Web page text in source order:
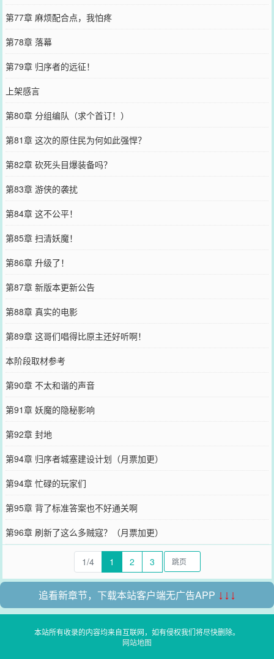
第77章 麻烦配合点，我怕疼
第78章 落幕
第79章 归序者的远征！
上架感言
第80章 分组编队（求个首订！）
第81章 这次的原住民为何如此强悍？
第82章 砍死头目爆装备吗？
第83章 游侠的袭扰
第84章 这不公平！
第85章 扫清妖魔！
第86章 升级了！
第87章 新版本更新公告
第88章 真实的电影
第89章 这哥们唱得比原主还好听啊！
本阶段取材参考
第90章 不太和谐的声音
第91章 妖魔的隐秘影响
第92章 封地
第94章 归序者城塞建设计划（月票加更）
第94章 忙碌的玩家们
第95章 背了标准答案也不好通关啊
第96章 刷新了这么多贼寇？（月票加更）
1/4 1 2 3
追看新章节，下载本站客户端无广告APP ↓↓↓
本站所有收录的内容均来自互联网，如有侵权我们将尽快删除。
网站地图